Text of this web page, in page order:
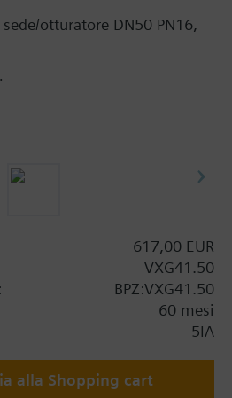
otturatore DN50 PN16,
DVGW
inferiori a 0 °C
617,00 EUR
VXG41.50
BPZ:VXG41.50
60 mesi
5IA
alla Shopping cart